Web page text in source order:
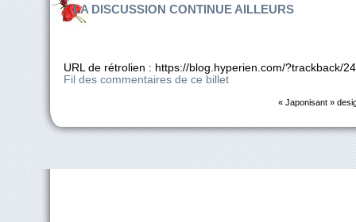
LA DISCUSSION CONTINUE AILLEURS
URL de rétrolien : https://blog.hyperien.com/?trackback/
Fil des commentaires de ce billet
« Japonisant »